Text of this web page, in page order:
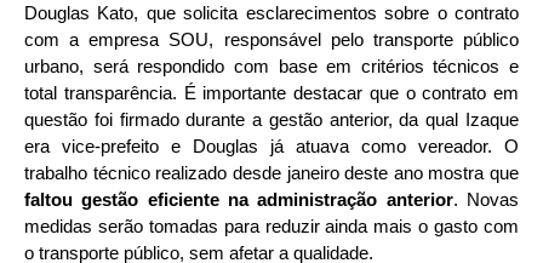
Douglas Kato, que solicita esclarecimentos sobre o contrato
com a empresa SOU, responsável pelo transporte público
urbano, será respondido com base em critérios técnicos e
total transparência. É importante destacar que o contrato em
questão foi firmado durante a gestão anterior, da qual Izaque
era vice-prefeito e Douglas já atuava como vereador. O
trabalho técnico realizado desde janeiro deste ano mostra que
faltou gestão eficiente na administração anterior. Novas
medidas serão tomadas para reduzir ainda mais o gasto com
o transporte público, sem afetar a qualidade.